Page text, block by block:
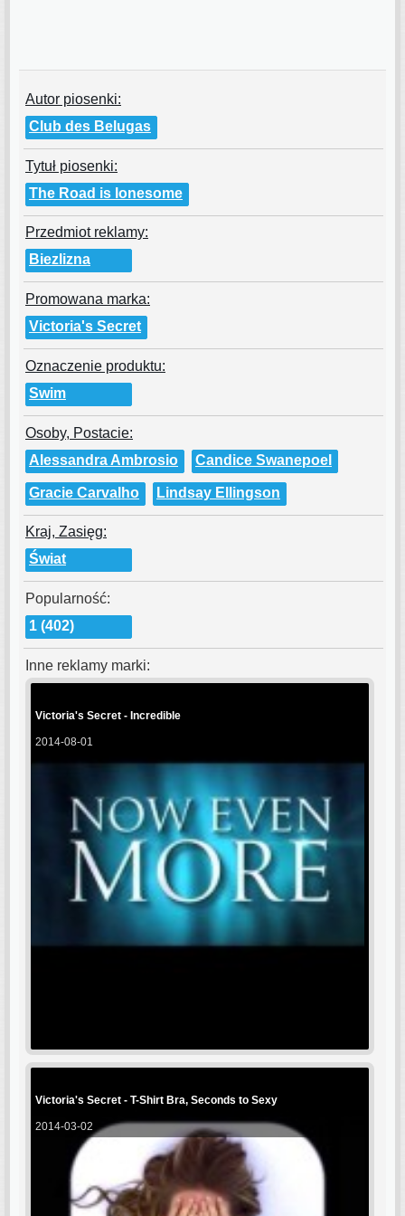
Autor piosenki:
Club des Belugas
Tytuł piosenki:
The Road is lonesome
Przedmiot reklamy:
Biezlizna
Promowana marka:
Victoria's Secret
Oznaczenie produktu:
Swim
Osoby, Postacie:
Alessandra Ambrosio
Candice Swanepoel
Gracie Carvalho Lindsay Ellingson
Kraj, Zasięg:
Świat
Popularność:
1 (402)
Inne reklamy marki:
Victoria's Secret - Incredible
2014-08-01
Victoria's Secret - T-Shirt Bra, Seconds to Sexy
2014-03-02